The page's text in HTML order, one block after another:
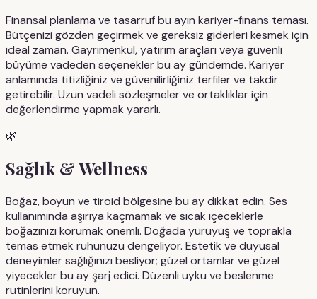
Finansal planlama ve tasarruf bu ayın kariyer-finans teması.
Bütçenizi gözden geçirmek ve gereksiz giderleri kesmek için
ideal zaman. Gayrimenkul, yatırım araçları veya güvenli
büyüme vadeden seçenekler bu ay gündemde. Kariyer
anlamında titizliğiniz ve güvenilirliğiniz terfiler ve takdir
getirebilir. Uzun vadeli sözleşmeler ve ortaklıklar için
değerlendirme yapmak yararlı.
🌿
Sağlık & Wellness
Boğaz, boyun ve tiroid bölgesine bu ay dikkat edin. Ses
kullanımında aşırıya kaçmamak ve sıcak içeceklerle
boğazınızı korumak önemli. Doğada yürüyüş ve toprakla
temas etmek ruhunuzu dengeliyor. Estetik ve duyusal
deneyimler sağlığınızı besliyor; güzel ortamlar ve güzel
yiyecekler bu ay şarj edici. Düzenli uyku ve beslenme
rutinlerini koruyun.